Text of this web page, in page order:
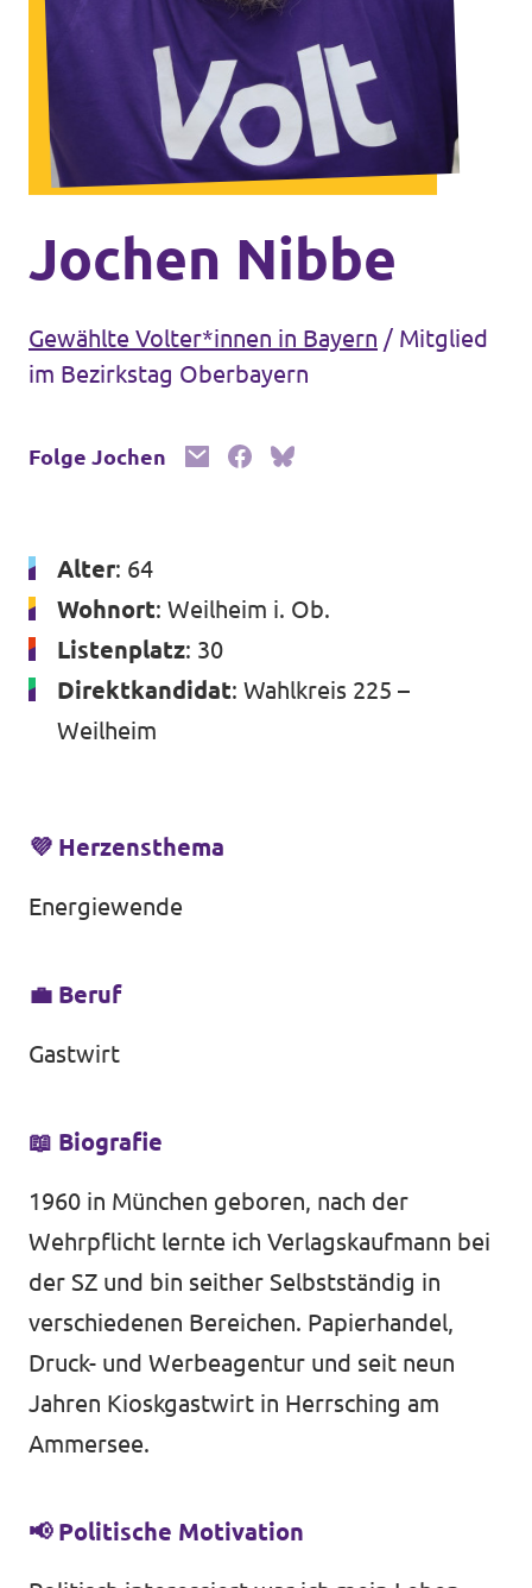
Unsere Events
Mache bei uns mit!
Deine Spende für Volt!
In Bayern vor Ort
Datenschutz
Impressum
Kontakt
Jochen Nibbe
Gewählte Volter*innen in Bayern / Mitglied
im Bezirkstag Oberbayern
Folge Jochen
Alter: 64
Wohnort: Weilheim i. Ob.
Listenplatz: 30
Direktkandidat: Wahlkreis 225 –
Weilheim
💜 Herzensthema
Energiewende
💼 Beruf
Gastwirt
📖 Biografie
1960 in München geboren, nach der
Wehrpflicht lernte ich Verlagskaufmann bei
der SZ und bin seither Selbstständig in
verschiedenen Bereichen. Papierhandel,
Druck- und Werbeagentur und seit neun
Jahren Kioskgastwirt in Herrsching am
Ammersee.
📢 Politische Motivation